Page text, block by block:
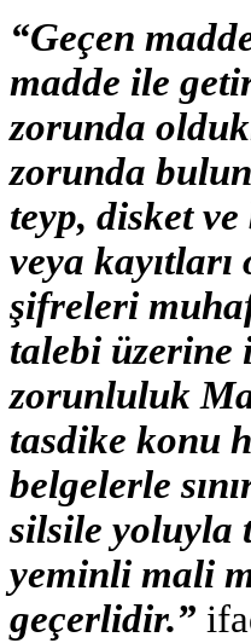
“Geçen
madde ile
zorunda
zorunda
teyp, disket
veya
şifreleri
talebi üzerine
zorunluluk
tasdike konu
belgelerle
silsile yoluyla
yeminli mali
geçerlidir.”